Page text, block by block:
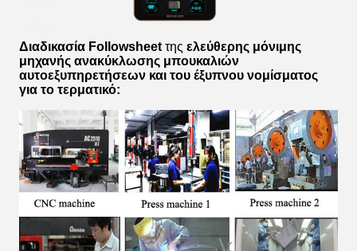
Διαδικασία Followsheet της ελεύθερης μόνιμης
μηχανής ανακύκλωσης μπουκαλιών
αυτοεξυπηρετήσεων και του έξυπνου νομίσματος
για το τερματικό: